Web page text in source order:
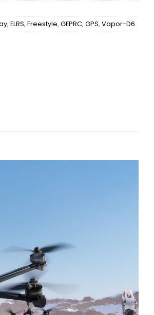
, ELRS, Freestyle, GEPRC, GPS, Vapor-D6